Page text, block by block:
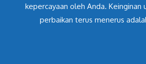
kepercayaan oleh Anda. Keinginan
perbaikan terus menerus